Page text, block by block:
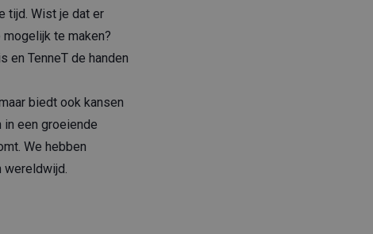
tijd. Wist je dat er
te maken?
en TenneT de handen
biedt ook kansen
een groeiende
We hebben
wereldwijd.